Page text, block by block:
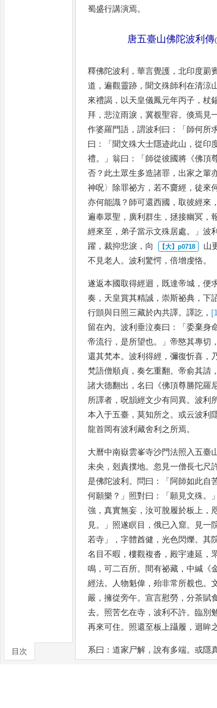
目次
蜀盛行講演焉。
唐五臺山佛陀波利傳(
釋佛陀波利 ，華言覺護 ，北印度罽
道 ，遍觀靈跡 ， 聞文殊師利在清涼
來禮謁 ， 以天皇儀鳳元年丙子 ，杖
拜 ，悲泣雨淚 ，冀覩聖容。倏焉見
作婆羅門語 ，謂波利曰 ：「 師何所
曰 ：「 聞文殊大士隱迹此山 ，從印
禮。」翁曰 ： 「 師從彼國將 《佛頂
否 ？ 此土眾生多造諸罪 ， 出家之輩
神呪〉 除罪祕方 ， 若不齎經 ，徒來
亦何能識 ？ 師可還西國 ，取彼經來
遍奉眾聖 ， 廣利群生 ，拯接幽冥 ，
經來至 ， 弟子當示文殊居處。」波
躍 ， 裁抑悲淚 ， 向
山
不見老人 。波利驚愕 ，倍增虔恪。
遂返本國取得經迴 ， 既達帝城 ，便
奏 ， 天皇賞其精誠 ， 崇斯祕典 ，下
行顗與日照三藏於內共譯。譯訖 ，
留在內。波利垂泣奏曰 ：「委棄身
帝流行 ， 是所望也。」帝愍其專切
還其梵本。波利得經 ，彌復忻喜 ，
梵語僧順貞 ，奏乞重翻。帝俞其請
諸大德翻出 ，名曰 《佛頂尊勝陀羅
所譯者 ， 呪韻經文少有同異。波利
本入于五臺 ，莫知所之 。或云波利
龍首岡有波利藏舍利之所焉。
大曆中南嶽雲峯寺沙門法照入五臺
未央 ， 剋責撲地。 忽見一僧長七尺
是佛陀波利 。 問曰 ：「 阿師如此自
何願樂 ？」 照對曰 ：「 願見文殊。
強 ，真實無妄 ，汝可脫履於板上 ，
見。」 照遂瞑目 ，俄已入窟。
見一
若寺 」，字體酋健 ，光色閃爍。其
名目不暇 ，樓觀複沓 ， 殿宇連延 ，
鳴 ，可二百所。 間有祕藏 ， 中緘 《
經法。 人物魁偉 ，殆非常所覩也。
嚴 ，擁從旁午。宣言慰勞 ，分茶賦
去。 照苦乞在寺 ，波利不許。臨別
再來可住。 照還至板 上躡履 ，迴眸
系曰 ：道家尸解 ，說有多端。或隱